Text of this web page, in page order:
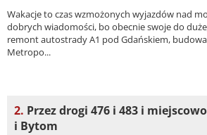
Wakacje to czas wzmożonych wyjazdów nad
dobrych wiadomości, bo obecnie swoje do
remont autostrady A1 pod Gdańskiem,
Metropo...
2. Przez drogi 476 i 483 i
i Bytom